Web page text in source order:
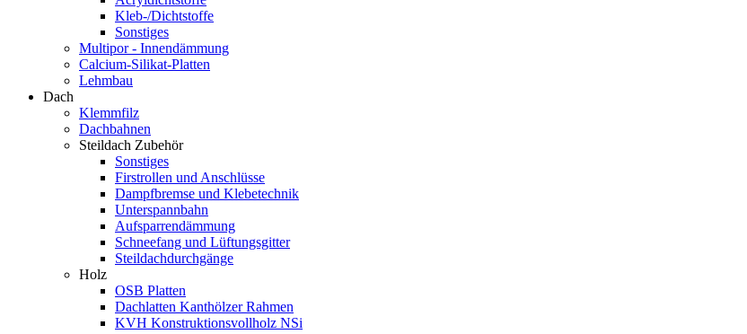
Kleb-/Dichtstoffe
Sonstiges
Multipor - Innendämmung
Calcium-Silikat-Platten
Lehmbau
Dach
Klemmfilz
Dachbahnen
Steildach Zubehör
Sonstiges
Firstrollen und Anschlüsse
Dampfbremse und Klebetechnik
Unterspannbahn
Aufsparrendämmung
Schneefang und Lüftungsgitter
Steildachdurchgänge
Holz
OSB Platten
Dachlatten Kanthölzer Rahmen
KVH Konstruktionsvollholz NSi